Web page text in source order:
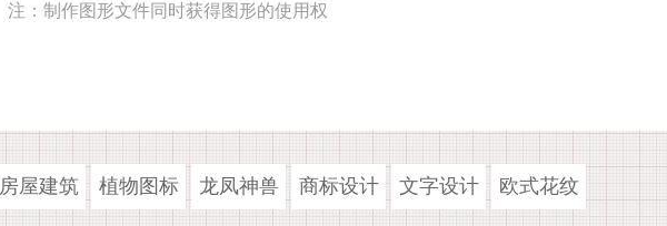
注：制作图形文件同时获得图形的使用权
房屋建筑 植物图标 龙凤神兽 商标设计 文字设计 欧式花纹